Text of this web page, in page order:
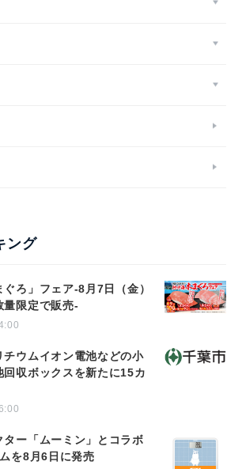
ング
ぐろ」フェア-8月7日（金）
量限定で販売-
チウムイオン電池などの小
回収ボックスを新たに15カ
ター「ムーミン」とコラボ
を8月6日に発売